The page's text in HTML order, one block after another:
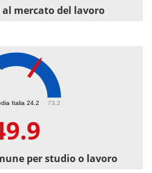
mercato del lavoro
Italia 24.2 73.2
per studio o lavoro